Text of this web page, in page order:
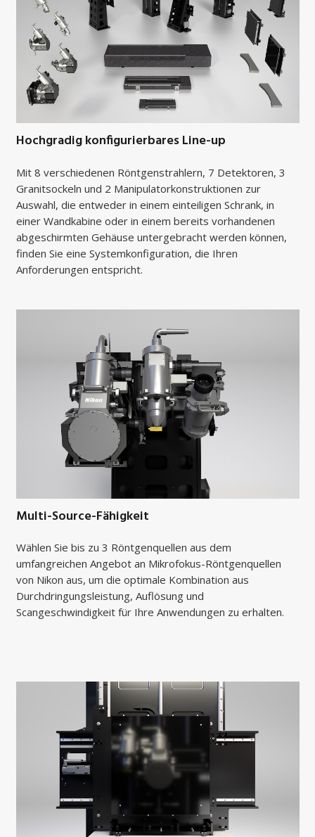
Hochgradig konfigurierbares Line-up
Mit 8 verschiedenen Röntgenstrahlern, 7 Detektoren, 3
Granitsockeln und 2 Manipulatorkonstruktionen zur
Auswahl, die entweder in einem einteiligen Schrank, in
einer Wandkabine oder in einem bereits vorhandenen
abgeschirmten Gehäuse untergebracht werden können,
finden Sie eine Systemkonfiguration, die Ihren
Anforderungen entspricht.
Multi-Source-Fähigkeit
Wählen Sie bis zu 3 Röntgenquellen aus dem
umfangreichen Angebot an Mikrofokus-Röntgenquellen
von Nikon aus, um die optimale Kombination aus
Durchdringungsleistung, Auflösung und
Scangeschwindigkeit für Ihre Anwendungen zu erhalten.